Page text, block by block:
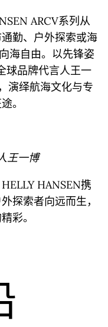
ARCV系列从
勤、户外探索或海
海自由。以先锋姿
球品牌代言人王一
演绎航海文化与专
。
王一博
HANSEN携
探索者向远而生，
彩。